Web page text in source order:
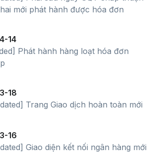
mới phát hành được hóa đơn
14
Phát hành hàng loạt hóa đơn
18
Trang Giao dịch hoàn toàn mới
16
Giao diện kết nối ngân hàng mới